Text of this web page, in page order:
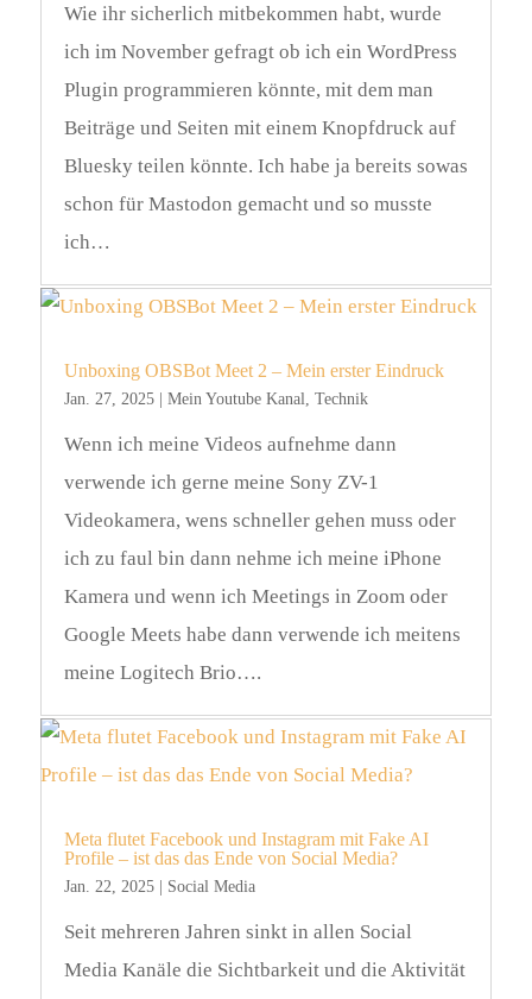
Wie ihr sicherlich mitbekommen habt, wurde
ich im November gefragt ob ich ein WordPress
Plugin programmieren könnte, mit dem man
Beiträge und Seiten mit einem Knopfdruck auf
Bluesky teilen könnte. Ich habe ja bereits sowas
schon für Mastodon gemacht und so musste
ich…
Unboxing OBSBot Meet 2 – Mein erster Eindruck
Jan. 27, 2025| Mein Youtube Kanal, Technik
Wenn ich meine Videos aufnehme dann
verwende ich gerne meine Sony ZV-1
Videokamera, wens schneller gehen muss oder
ich zu faul bin dann nehme ich meine iPhone
Kamera und wenn ich Meetings in Zoom oder
Google Meets habe dann verwende ich meitens
meine Logitech Brio….
Meta flutet Facebook und Instagram mit Fake AI
Profile – ist das das Ende von Social Media?
Jan. 22, 2025| Social Media
Seit mehreren Jahren sinkt in allen Social
Media Kanäle die Sichtbarkeit und die Aktivität